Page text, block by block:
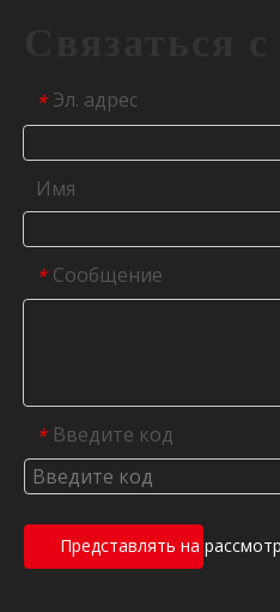
* Эл. адрес
Имя
* Сообщение
* Введите код
Представлять на